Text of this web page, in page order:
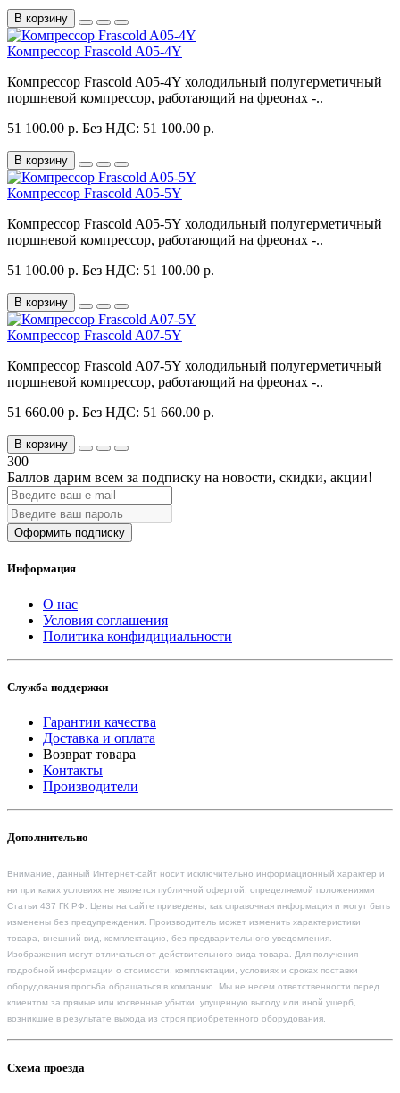
В корзину
Компрессор Frascold A05-4Y
Компрессор Frascold A05-4Y холодильный полугерметичный
поршневой компрессор, работающий на фреонах -..
51 100.00 р. Без НДС: 51 100.00 р.
В корзину
Компрессор Frascold A05-5Y
Компрессор Frascold A05-5Y холодильный полугерметичный
поршневой компрессор, работающий на фреонах -..
51 100.00 р. Без НДС: 51 100.00 р.
В корзину
Компрессор Frascold A07-5Y
Компрессор Frascold A07-5Y холодильный полугерметичный
поршневой компрессор, работающий на фреонах -..
51 660.00 р. Без НДС: 51 660.00 р.
В корзину
300
Баллов дарим всем за подписку на новости, скидки, акции!
Оформить подписку
Информация
О нас
Условия соглашения
Политика конфидициальности
Служба поддержки
Гарантии качества
Доставка и оплата
Возврат товара
Контакты
Производители
Дополнительно
Внимание, данный Интернет-сайт носит исключительно информационный характер и
ни при каких условиях не является публичной офертой, определяемой положениями
Статьи 437 ГК РФ. Цены на сайте приведены, как справочная информация и могут быть
изменены без предупреждения. Производитель может изменить характеристики
товара, внешний вид, комплектацию, без предварительного уведомления.
Изображения могут отличаться от действительного вида товара. Для получения
подробной информации о стоимости, комплектации, условиях и сроках поставки
оборудования просьба обращаться в компанию. Мы не несем ответственности перед
клиентом за прямые или косвенные убытки, упущенную выгоду или иной ущерб,
возникшие в результате выхода из строя приобретенного оборудования.
Схема проезда